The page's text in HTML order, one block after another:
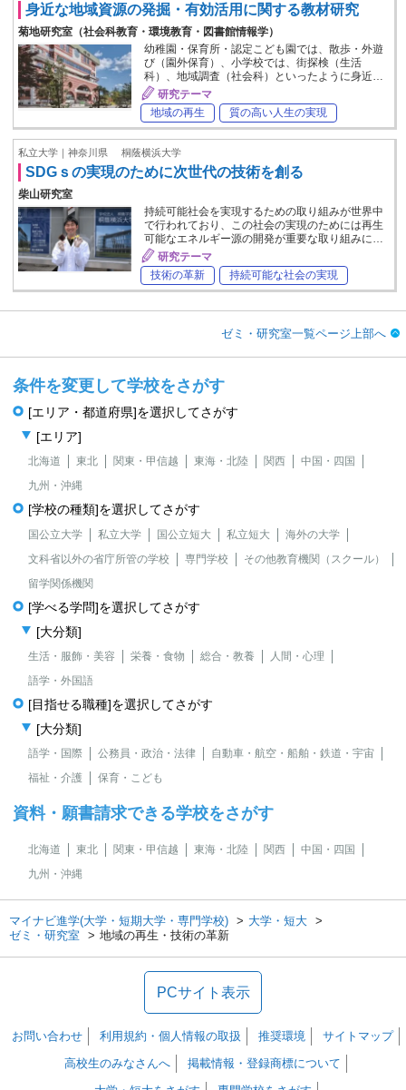
身近な地域資源の発掘・有効活用に関する教材研究
菊地研究室（社会科教育・環境教育・図書館情報学）
幼稚園・保育所・認定こども園では、散歩・外遊
び（園外保育）、小学校では、街探検（生活
科）、地域調査（社会科）といったように身近…
研究テーマ
地域の再生
質の高い人生の実現
私立大学｜神奈川県 桐蔭横浜大学
SDGｓの実現のために次世代の技術を創る
柴山研究室
持続可能社会を実現するための取り組みが世界中
で行われており、この社会の実現のためには再生
可能なエネルギー源の開発が重要な取り組みに…
研究テーマ
技術の革新
持続可能な社会の実現
ゼミ・研究室一覧ページ上部へ
条件を変更して学校をさがす
[エリア・都道府県]を選択してさがす
[エリア]
北海道 東北 関東・甲信越 東海・北陸 関西
中国・四国
九州・沖縄
[学校の種類]を選択してさがす
国公立大学 私立大学 国公立短大 私立短大
海外の大学
文科省以外の省庁所管の学校
専門学校
その他教育機関（スクール）
留学関係機関
[学べる学問]を選択してさがす
[大分類]
生活・服飾・美容 栄養・食物 総合・教養
人間・心理
語学・外国語
[目指せる職種]を選択してさがす
[大分類]
語学・国際 公務員・政治・法律
自動車・航空・船舶・鉄道・宇宙
福祉・介護
保育・こども
資料・願書請求できる学校をさがす
北海道 東北 関東・甲信越 東海・北陸 関西
中国・四国
九州・沖縄
マイナビ進学(大学・短期大学・専門学校)
大学・短大
ゼミ・研究室
地域の再生・技術の革新
PCサイト表示
お問い合わせ 利用規約・個人情報の取扱 推奨環境
サイトマップ
高校生のみなさんへ
掲載情報・登録商標について